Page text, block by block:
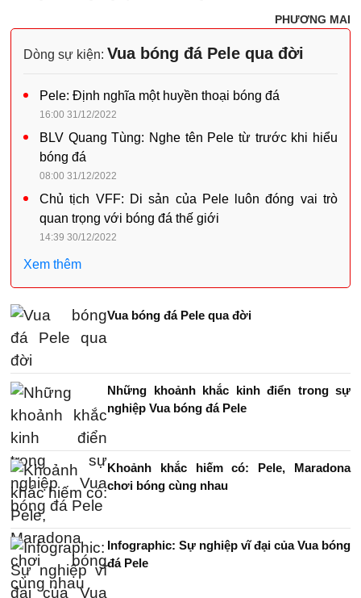
PHƯƠNG MAI
Dòng sự kiện: Vua bóng đá Pele qua đời
Pele: Định nghĩa một huyền thoại bóng đá
16:00 31/12/2022
BLV Quang Tùng: Nghe tên Pele từ trước khi hiểu
bóng đá
08:00 31/12/2022
Chủ tịch VFF: Di sản của Pele luôn đóng vai trò
quan trọng với bóng đá thế giới
14:39 30/12/2022
Xem thêm
Vua bóng đá Pele qua đời
Những khoảnh khắc kinh điển trong sự
nghiệp Vua bóng đá Pele
Khoảnh khắc hiếm có: Pele, Maradona
chơi bóng cùng nhau
Infographic: Sự nghiệp vĩ đại của Vua bóng
đá Pele